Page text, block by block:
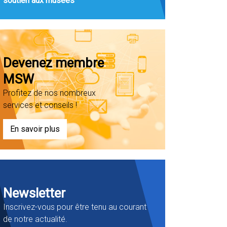
Devenez membre
MSW
Profitez de nos nombreux
services et conseils !
En savoir plus
Newsletter
Inscrivez-vous pour être tenu au courant
de notre actualité.